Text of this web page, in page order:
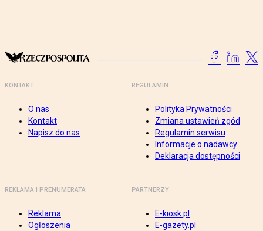
KONTAKT
O nas
Kontakt
Napisz do nas
REGULAMIN
Polityka Prywatności
Zmiana ustawień zgód
Regulamin serwisu
Informacje o nadawcy
Deklaracja dostępności
REKLAMA I PRENUMERATA
Reklama
Ogłoszenia
PARTNERZY
E-kiosk.pl
E-gazety.pl